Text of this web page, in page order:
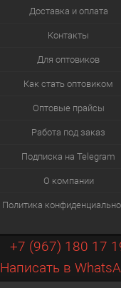
Доставка и оплата
Контакты
Для оптовиков
Как стать оптовиком
Оптовые прайсы
Работа под заказ
Подписка на Telegram
О компании
Политика
+7 (967) 180 17
Написать в